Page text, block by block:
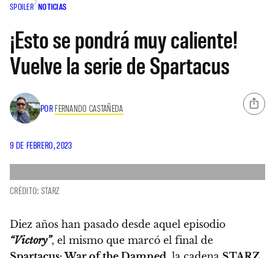
SPOILER NOTICIAS
¡Esto se pondrá muy caliente!
Vuelve la serie de Spartacus
POR FERNANDO CASTAÑEDA
9 DE FEBRERO, 2023
CRÉDITO: STARZ
Diez años han pasado desde aquel episodio
“Victory”, el mismo que marcó el final de